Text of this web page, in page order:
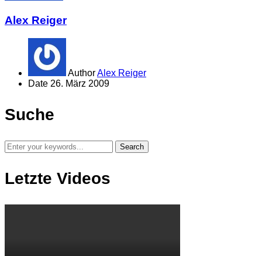
Alex Reiger
AuthorAlex Reiger
Date 26. März 2009
Suche
Letzte Videos